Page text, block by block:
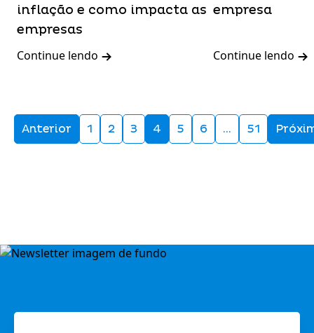
inflação e como impacta as
empresas
Continue lendo
empresa
Continue lendo
Anterior 1 2 3 4 5 6 … 51